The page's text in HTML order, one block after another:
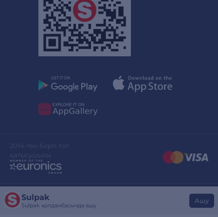
Sulpak
Sulpak қолданбасында ашу
Ашу
2014-тен бергі топ
қатысушысы
Сайтты әзірлеген